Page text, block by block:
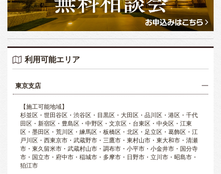
利用可能エリア
東京支店
【施工可能地域】
杉並区・世田谷区・渋谷区・目黒区・大田区・品川区・港区・千代
田区・新宿区・豊島区・中野区・文京区・台東区・中央区・江東
区・墨田区・荒川区・練馬区・板橋区・北区・足立区・葛飾区・江
戸川区・西東京市・武蔵野市・三鷹市・東村山市・東大和市・清瀬
市・東久留米市・武蔵村山市・調布市・小平市・小金井市・国分寺
市・国立市・府中市・稲城市・多摩市・日野市・立川市・昭島市・
狛江市